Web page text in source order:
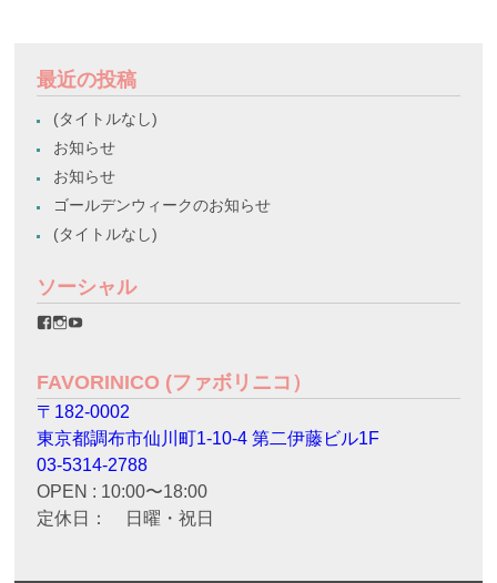
最近の投稿
(タイトルなし)
お知らせ
お知らせ
ゴールデンウィークのお知らせ
(タイトルなし)
ソーシャル
favorinico.jp
プ
ロ
フ
ィ
ー
ル
を
Facebook
で
表
favorinico.jp
プ
ロ
フ
ィ
ー
ル
を
Instagram
で
表
プ
ロ
フ
ィ
ー
ル
を
YouTube
で
表
FAVORINICO (ファボリニコ）
〒182-0002
東京都調布市仙川町1-10-4 第二伊藤ビル1F
03-5314-2788
OPEN : 10:00〜18:00
定休日： 日曜・祝日